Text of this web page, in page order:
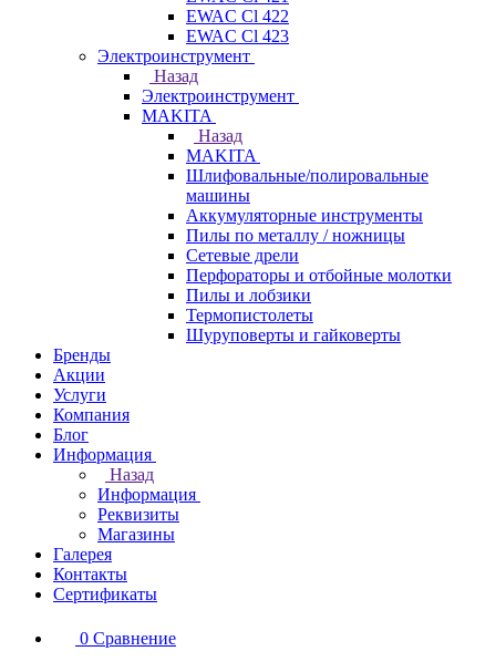
EWAC Cl 422
EWAC Cl 423
Электроинструмент
Назад
Электроинструмент
МAKITA
Назад
МAKITA
Шлифовальные/полировальные
машины
Аккумуляторные инструменты
Пилы по металлу / ножницы
Сетевые дрели
Перфораторы и отбойные молотки
Пилы и лобзики
Термопистолеты
Шуруповерты и гайковерты
Бренды
Акции
Услуги
Компания
Блог
Информация
Назад
Информация
Реквизиты
Магазины
Галерея
Контакты
Сертификаты
0 Сравнение